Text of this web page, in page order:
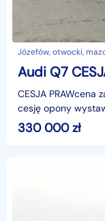
Józefów, otwocki,
CESJA PRAWcena
cesję opony
mscodstępne..to
około
330 000zł